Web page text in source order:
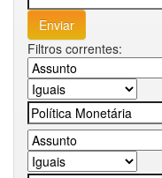
Filtros correntes: